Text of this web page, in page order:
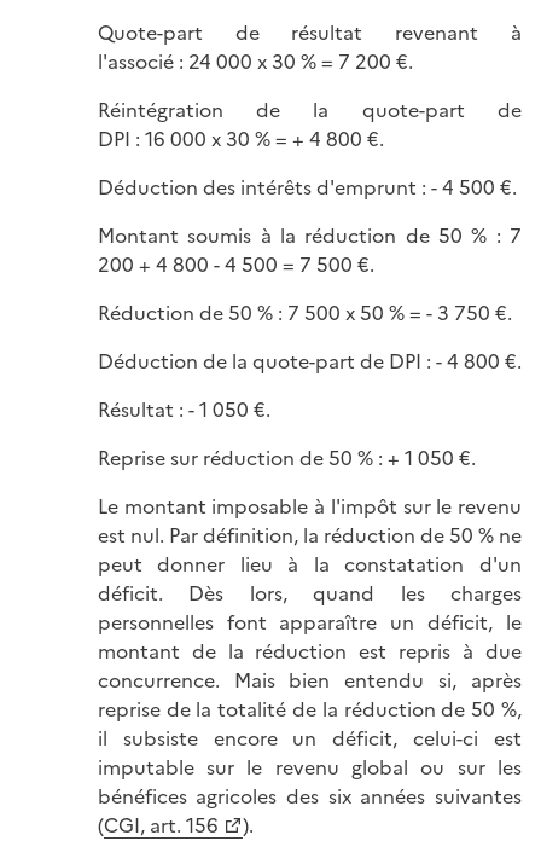
Quote-part de résultat revenant à
l'associé : 24 000 x 30 % = 7 200 €.
Réintégration de la quote-part de
DPI : 16 000 x 30 % = + 4 800 €.
Déduction des intérêts d'emprunt : - 4 500 €.
Montant soumis à la réduction de 50 % : 7
200 + 4 800 - 4 500 = 7 500 €.
Réduction de 50 % : 7 500 x 50 % = - 3 750 €.
Déduction de la quote-part de DPI : - 4 800 €.
Résultat : - 1 050 €.
Reprise sur réduction de 50 % : + 1 050 €.
Le montant imposable à l'impôt sur le revenu
est nul. Par définition, la réduction de 50 % ne
peut donner lieu à la constatation d'un
déficit. Dès lors, quand les charges
personnelles font apparaître un déficit, le
montant de la réduction est repris à due
concurrence. Mais bien entendu si, après
reprise de la totalité de la réduction de 50 %,
il subsiste encore un déficit, celui-ci est
imputable sur le revenu global ou sur les
bénéfices agricoles des six années suivantes
(CGI, art. 156 ).